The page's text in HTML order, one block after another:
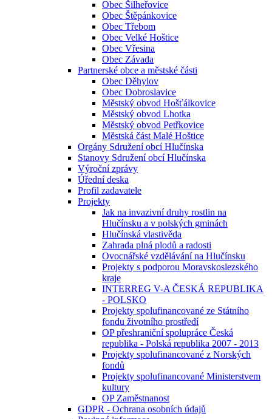
Obec Šilheřovice
Obec Štěpánkovice
Obec Třebom
Obec Velké Hoštice
Obec Vřesina
Obec Závada
Partnerské obce a městské části
Obec Děhylov
Obec Dobroslavice
Městský obvod Hošťálkovice
Městský obvod Lhotka
Městský obvod Petřkovice
Městská část Malé Hoštice
Orgány Sdružení obcí Hlučínska
Stanovy Sdružení obcí Hlučínska
Výroční zprávy
Úřední deska
Profil zadavatele
Projekty
Jak na invazivní druhy rostlin na
Hlučínsku a v polských gminách
Hlučínská vlastivěda
Zahrada plná plodů a radosti
Ovocnářské vzdělávání na Hlučínsku
Projekty s podporou Moravskoslezského
kraje
INTERREG V-A ČESKÁ REPUBLIKA
- POLSKO
Projekty spolufinancované ze Státního
fondu životního prostředí
OP přeshraniční spolupráce Česká
republika - Polská republika 2007 - 2013
Projekty spolufinancované z Norských
fondů
Projekty spolufinancované Ministerstvem
kultury
OP Zaměstnanost
GDPR - Ochrana osobních údajů